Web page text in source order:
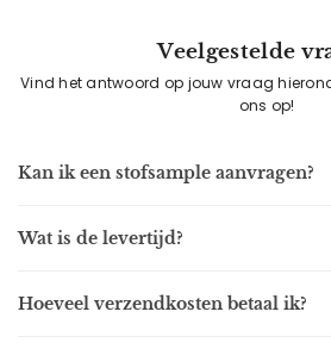
Veelgestelde
Vind het antwoord op jouw vraag
ons op!
Kan ik een stofsample aanvragen?
Wat is de levertijd?
Hoeveel verzendkosten betaal ik?